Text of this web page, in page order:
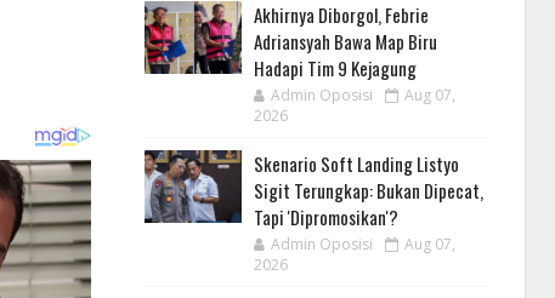
Akhirnya Diborgol, Febrie
Adriansyah Bawa Map Biru
Hadapi Tim 9 Kejagung
Admin Oposisi
Aug 07,
2026
Skenario Soft Landing Listyo
Sigit Terungkap: Bukan Dipecat,
Tapi 'Dipromosikan'?
Admin Oposisi
Aug 07,
2026